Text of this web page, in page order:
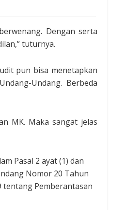
Dengan serta
tuturnya.
pun bisa menetapkan
Undang. Berbeda
MK. Maka sangat jelas
Pasal 2 ayat (1) dan
Nomor 20 Tahun
tentang Pemberantasan